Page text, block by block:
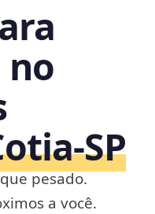
no
pesado.
a você.